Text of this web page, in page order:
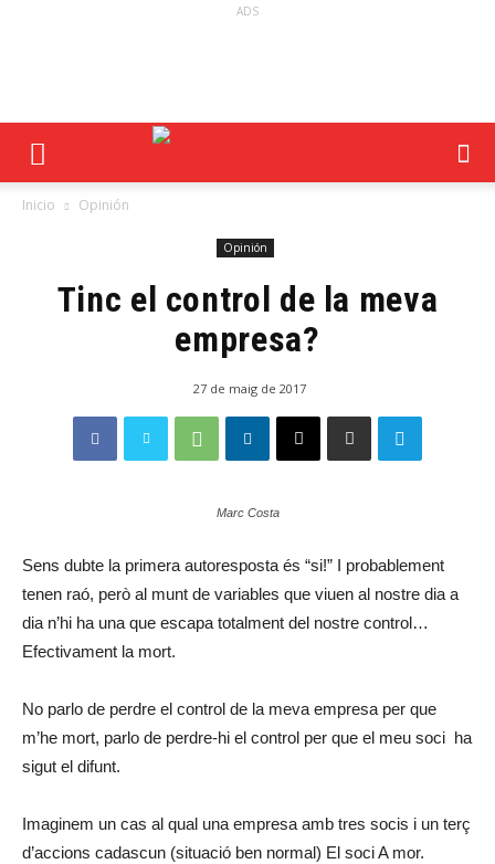
ADS
Inicio Opinión
Opinión
Tinc el control de la meva
empresa?
27 de maig de 2017
Marc Costa
Sens dubte la primera autoresposta és “si!” I probablement
tenen raó, però al munt de variables que viuen al nostre dia a
dia n’hi ha una que escapa totalment del nostre control…
Efectivament la mort.
No parlo de perdre el control de la meva empresa per que
m’he mort, parlo de perdre-hi el control per que el meu soci ha
sigut el difunt.
Imaginem un cas al qual una empresa amb tres socis i un terç
d’accions cadascun (situació ben normal) El soci A mor.